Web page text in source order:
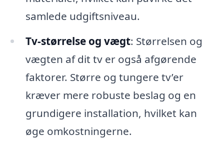
samlede udgiftsniveau.
Tv-størrelse og vægt: Størrelsen og
vægten af dit tv er også afgørende
faktorer. Større og tungere tv’er
kræver mere robuste beslag og en
grundigere installation, hvilket kan
øge omkostningerne.